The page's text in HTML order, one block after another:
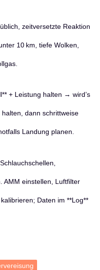
zeitversetzte Reaktion
10 km, tiefe Wolken,
+ Leistung halten → wird’s
dann schrittweise
Landung planen.
AMM einstellen, Luftfilter
Daten im **Log**